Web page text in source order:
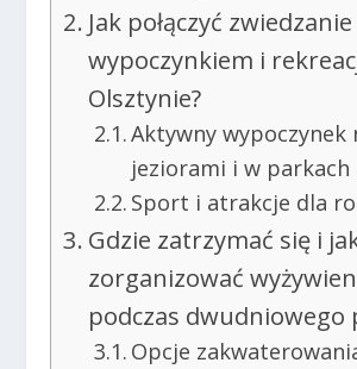
Jak połączyć zwiedzanie
wypoczynkiem i
Olsztynie?
Aktywny wypoczynek
jeziorami i w parkach
Sport i atrakcje dla
Gdzie zatrzymać się i
zorganizować
podczas dwudniowego
Opcje